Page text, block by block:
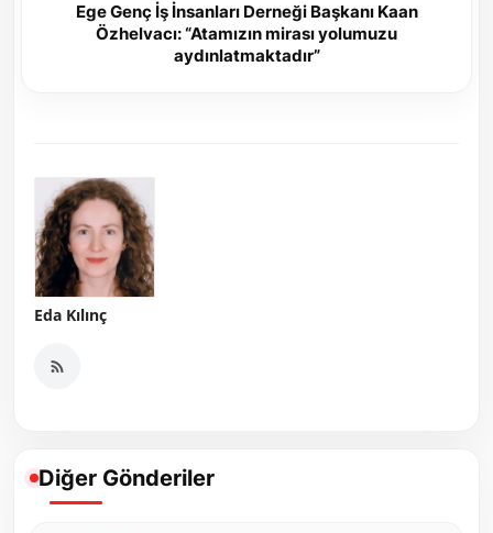
Ege Genç İş İnsanları Derneği Başkanı Kaan
Özhelvacı: “Atamızın mirası yolumuzu
aydınlatmaktadır”
Eda Kılınç
Diğer Gönderiler